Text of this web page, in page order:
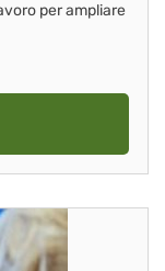
per ampliare